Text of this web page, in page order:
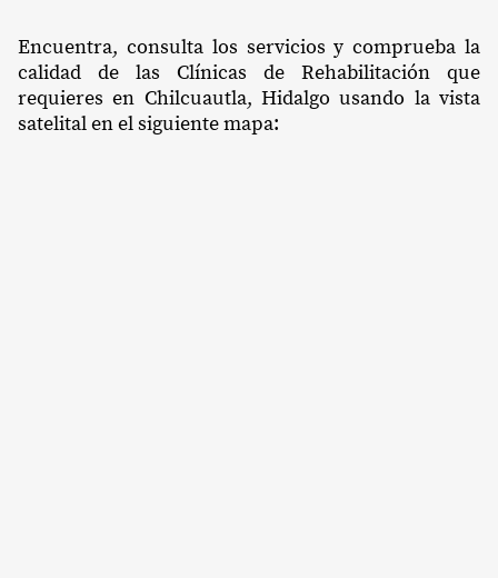
Encuentra, consulta los servicios y comprueba la
calidad de las Clínicas de Rehabilitación que
requieres en Chilcuautla, Hidalgo usando la vista
satelital en el siguiente mapa: